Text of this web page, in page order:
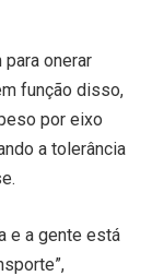
onerar
função disso,
por eixo
a tolerância
e a gente está